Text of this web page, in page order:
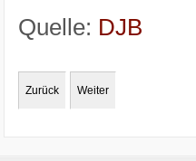
Quelle: DJB
Zurück Weiter